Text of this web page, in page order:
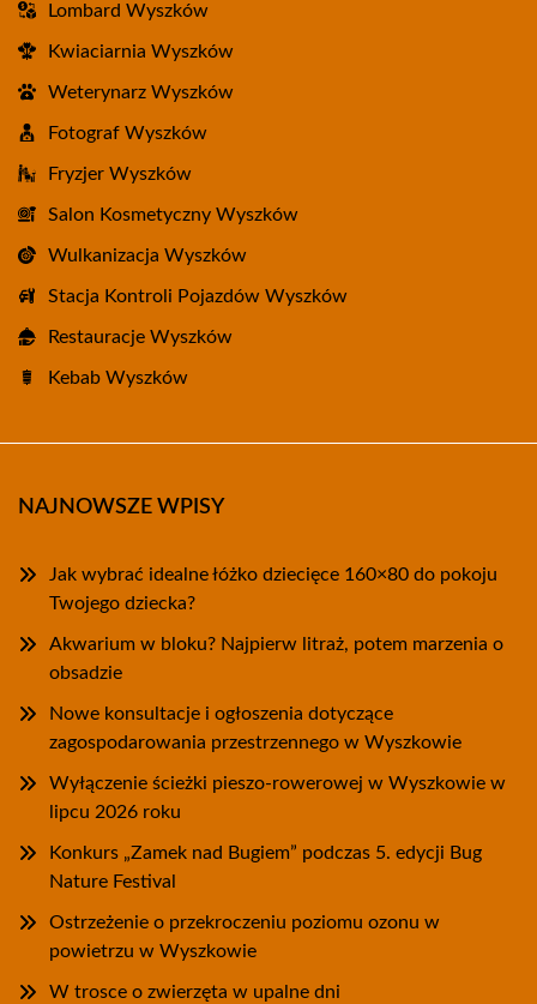
Lombard Wyszków
Kwiaciarnia Wyszków
Weterynarz Wyszków
Fotograf Wyszków
Fryzjer Wyszków
Salon Kosmetyczny Wyszków
Wulkanizacja Wyszków
Stacja Kontroli Pojazdów Wyszków
Restauracje Wyszków
Kebab Wyszków
NAJNOWSZE WPISY
Jak wybrać idealne łóżko dziecięce 160×80 do pokoju
Twojego dziecka?
Akwarium w bloku? Najpierw litraż, potem marzenia o
obsadzie
Nowe konsultacje i ogłoszenia dotyczące
zagospodarowania przestrzennego w Wyszkowie
Wyłączenie ścieżki pieszo-rowerowej w Wyszkowie w
lipcu 2026 roku
Konkurs „Zamek nad Bugiem” podczas 5. edycji Bug
Nature Festival
Ostrzeżenie o przekroczeniu poziomu ozonu w
powietrzu w Wyszkowie
W trosce o zwierzęta w upalne dni